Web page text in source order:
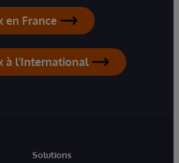
en France
à l'International
Solutions